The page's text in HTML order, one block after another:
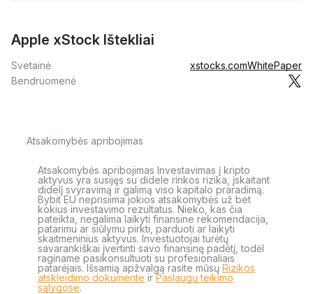
Apple xStock Ištekliai
Svetainė xstocks.comWhitePaper
Bendruomenė
Atsakomybės apribojimas
Atsakomybės apribojimas Investavimas į kripto
aktyvus yra susijęs su didele rinkos rizika, įskaitant
didelį svyravimą ir galimą viso kapitalo praradimą.
Bybit EU neprisiima jokios atsakomybės už bet
kokius investavimo rezultatus. Nieko, kas čia
pateikta, negalima laikyti finansine rekomendacija,
patarimu ar siūlymu pirkti, parduoti ar laikyti
skaitmeninius aktyvus. Investuotojai turėtų
savarankiškai įvertinti savo finansinę padėtį, todėl
raginame pasikonsultuoti su profesionaliais
patarėjais. Išsamią apžvalgą rasite mūsų Rizikos
atskleidimo dokumente irPaslaugų teikimo
sąlygose.